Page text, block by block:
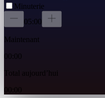
Minuterie
05:00
Maintenant
00:00
Total aujourd’hui
00:00